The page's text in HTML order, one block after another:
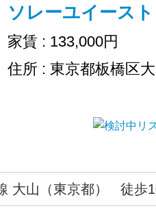
ソレーユイース
家賃 : 133,000円
住所 : 東京都板橋区
大山（東京都） 徒歩